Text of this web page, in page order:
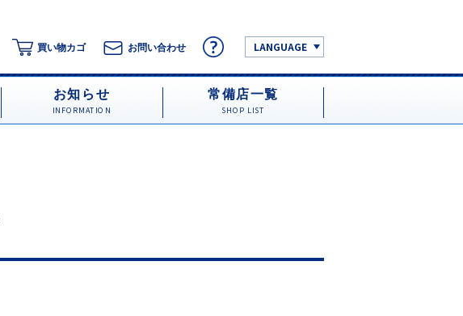
買い物カゴ お問い合わせ LANGUAGE
お知らせ
INFORMATION
常備店一覧
SHOP LIST